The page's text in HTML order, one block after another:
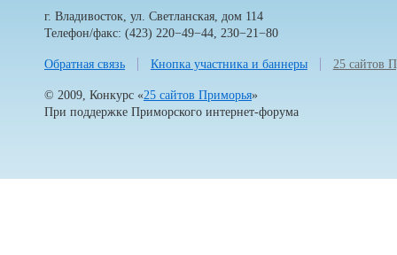
г. Владивосток, ул. Светланская, дом 114
Телефон/факс: (423) 220−49−44, 230−21−80
Обратная связь Кнопка участника и баннеры 25 сайтов
© 2009, Конкурс «25 сайтов Приморья»
При поддержке Приморского интернет-форума